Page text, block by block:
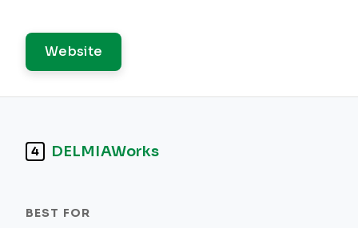
Website
4 DELMIAWorks